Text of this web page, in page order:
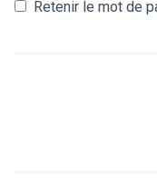
Retenir le mot de